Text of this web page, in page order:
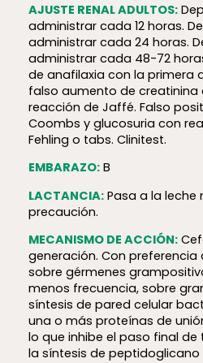
AJUSTE RENAL ADULTOS:
administrar cada 12 horas.
administrar cada 24 horas.
administrar cada 48-72
de anafilaxia con la primera
falso aumento de creatinina
reacción de Jaffé. Falso
Coombs y glucosuria con
Fehling o tabs. Clinitest.
EMBARAZO:B
LACTANCIA:Pasa a la leche
precaución.
MECANISMO DE ACCIÓN:
generación. Con preferencia
sobre gérmenes
menos frecuencia, sobre
síntesis de pared celular
una o más proteínas de
lo que inhibe el paso final
la síntesis de peptidoglicano